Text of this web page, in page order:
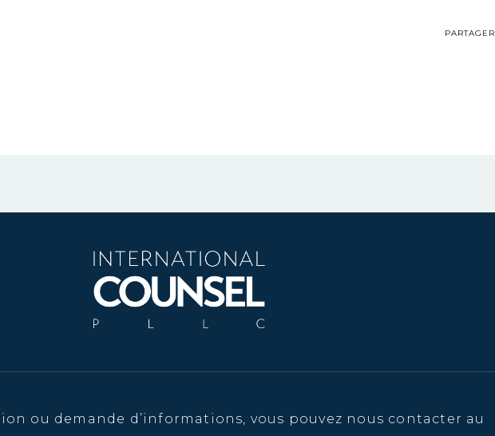
PARTAGER
ou demande d’informations, vous pouvez nous contacter au